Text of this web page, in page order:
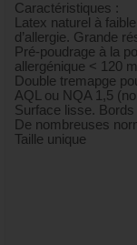
Caractéristiques :
Latex naturel à
d’allergie. Grande
Pré-poudrage à la
allergénique < 120
Double tremapge
AQL ou NQA 1,5
Surface lisse. Bords
De nombreuses
Taille unique